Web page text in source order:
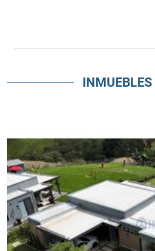
INMUEBLES